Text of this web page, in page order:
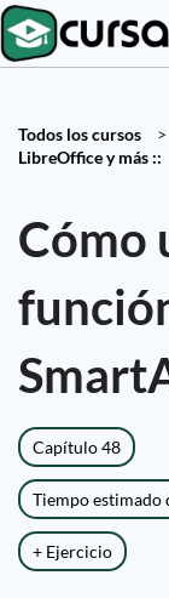
Todos los cursos >
LibreOffice y más ::
Cómo
Capítulo 48
Tiempo estimado
+ Ejercicio